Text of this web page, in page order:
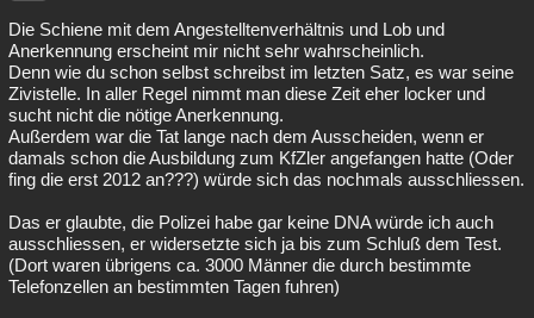
Die Schiene mit dem Angestelltenverhältnis und Lob und
Anerkennung erscheint mir nicht sehr wahrscheinlich.
Denn wie du schon selbst schreibst im letzten Satz, es war seine
Zivistelle. In aller Regel nimmt man diese Zeit eher locker und
sucht nicht die nötige Anerkennung.
Außerdem war die Tat lange nach dem Ausscheiden, wenn er
damals schon die Ausbildung zum KfZler angefangen hatte (Oder
fing die erst 2012 an???) würde sich das nochmals ausschliessen.
Das er glaubte, die Polizei habe gar keine DNA würde ich auch
ausschliessen, er widersetzte sich ja bis zum Schluß dem Test.
(Dort waren übrigens ca. 3000 Männer die durch bestimmte
Telefonzellen an bestimmten Tagen fuhren)